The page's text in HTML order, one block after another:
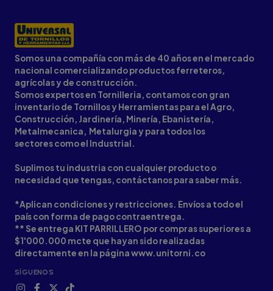
Somos una compañía con más de 40 años en el mercado
nacional comercializando productos ferreteros,
agrícolas y de construcción.
Somos expertos en Tornilleria, contamos con gran
inventario de Tornillos y Herramientas para el Agro,
Construcción, Jardinería, Minería, Ebanistería,
Metalmecanica, Metalurgia y para todos los
sectores como el Industrial.
Suplimos tu industria con cualquier producto o
necesidad que tengas, contáctanos para saber más.
*Aplican condiciones y restricciones. Envíos a todo el
país con forma de pago contraentrega.
** Se entrega KIT PARRILLERO por compras superiores a
$1'000.000 mcte que hayan sido realizadas
directamente en la página www.unitorni.co
SÍGUENOS